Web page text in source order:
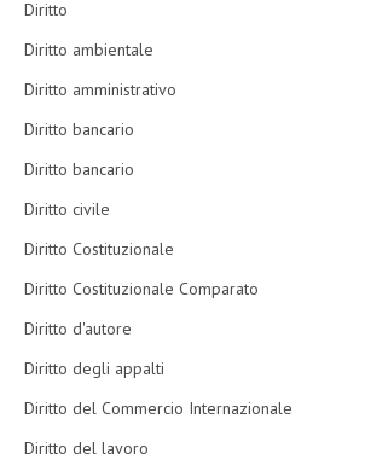
Diritto
Diritto ambientale
Diritto amministrativo
Diritto bancario
Diritto bancario
Diritto civile
Diritto Costituzionale
Diritto Costituzionale Comparato
Diritto d'autore
Diritto degli appalti
Diritto del Commercio Internazionale
Diritto del lavoro